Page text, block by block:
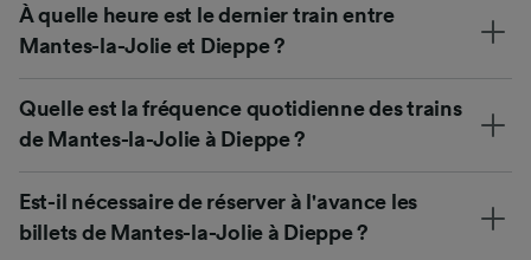
À quelle heure est le dernier train entre
Mantes-la-Jolie et Dieppe ?
Quelle est la fréquence quotidienne des trains
de Mantes-la-Jolie à Dieppe ?
Est-il nécessaire de réserver à l'avance les
billets de Mantes-la-Jolie à Dieppe ?